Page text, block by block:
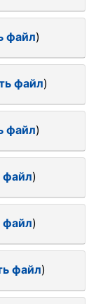
файл)
файл)
файл)
файл)
файл)
файл)